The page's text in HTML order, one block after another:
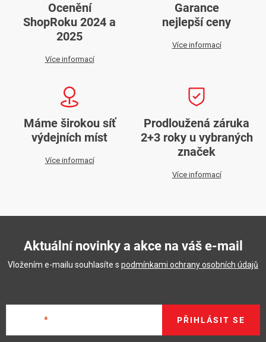
Ocenění
ShopRoku 2024 a
2025
Více informací
Garance
nejlepší ceny
Více informací
Máme širokou síť
výdejních míst
Více informací
Prodloužená záruka
2+3 roky u vybraných
značek
Více informací
Aktuální novinky a akce na váš e-mail
Vložením e-mailu souhlasíte s podmínkami ochrany osobních údajů
PŘIHLÁSIT SE